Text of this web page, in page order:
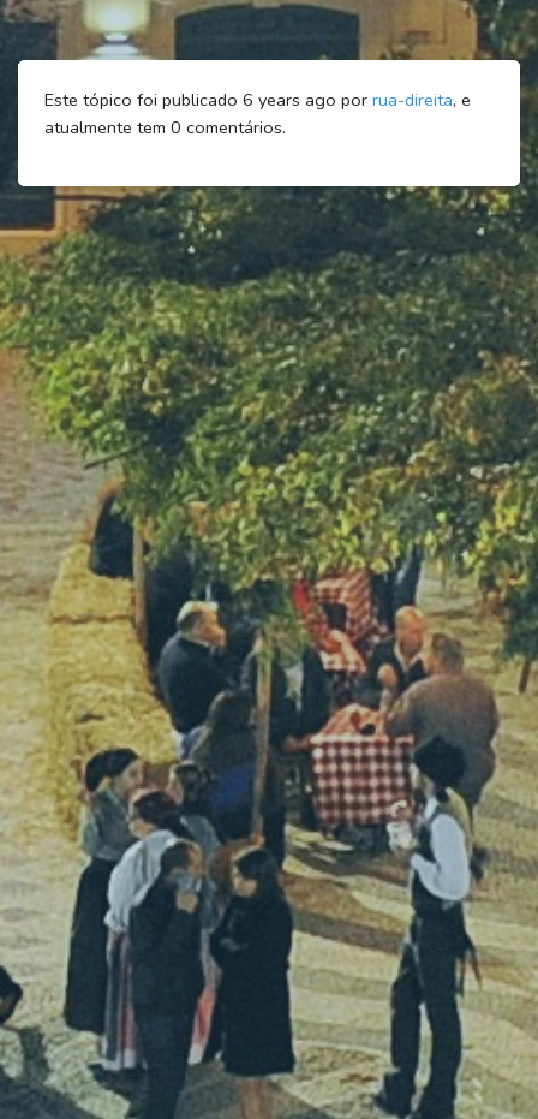
Este tópico foi publicado 6 years ago por rua-direita, e
atualmente tem 0 comentários.